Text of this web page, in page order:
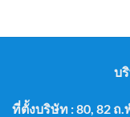
บ
ที่ตั้งบริษัท : 80, 82